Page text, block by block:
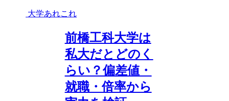
大学あれこれ
前橋工科大学は
私大だとどのく
らい？偏差値・
就職・倍率から